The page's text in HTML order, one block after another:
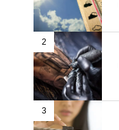
2
3